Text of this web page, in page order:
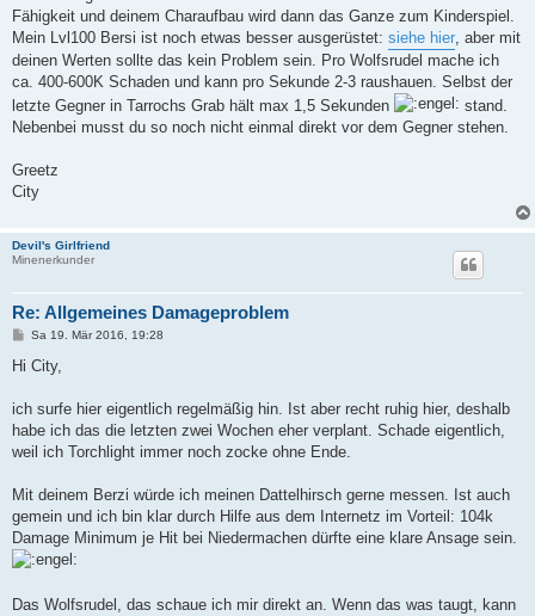
Fähigkeit und deinem Charaufbau wird dann das Ganze zum Kinderspiel.
Mein Lvl100 Bersi ist noch etwas besser ausgerüstet: siehe hier , aber mit
deinen Werten sollte das kein Problem sein. Pro Wolfsrudel mache ich
ca. 400-600K Schaden und kann pro Sekunde 2-3 raushauen. Selbst der
letzte Gegner in Tarrochs Grab hält max 1,5 Sekunden
stand.
Nebenbei musst du so noch nicht einmal direkt vor dem Gegner stehen.
Greetz
City
Devil's Girlfriend
Minenerkunder
Re: Allgemeines Damageproblem
B
a
Sa 19. Mär 2016, 19:28
Hi City,
ich surfe hier eigentlich regelmäßig hin. Ist aber recht ruhig hier, deshalb
habe ich das die letzten zwei Wochen eher verplant. Schade eigentlich,
weil ich Torchlight immer noch zocke ohne Ende.
Mit deinem Berzi würde ich meinen Dattelhirsch gerne messen. Ist auch
gemein und ich bin klar durch Hilfe aus dem Internetz im Vorteil: 104k
Damage Minimum je Hit bei Niedermachen dürfte eine klare Ansage sein.
Das Wolfsrudel, das schaue ich mir direkt an. Wenn das was taugt, kann